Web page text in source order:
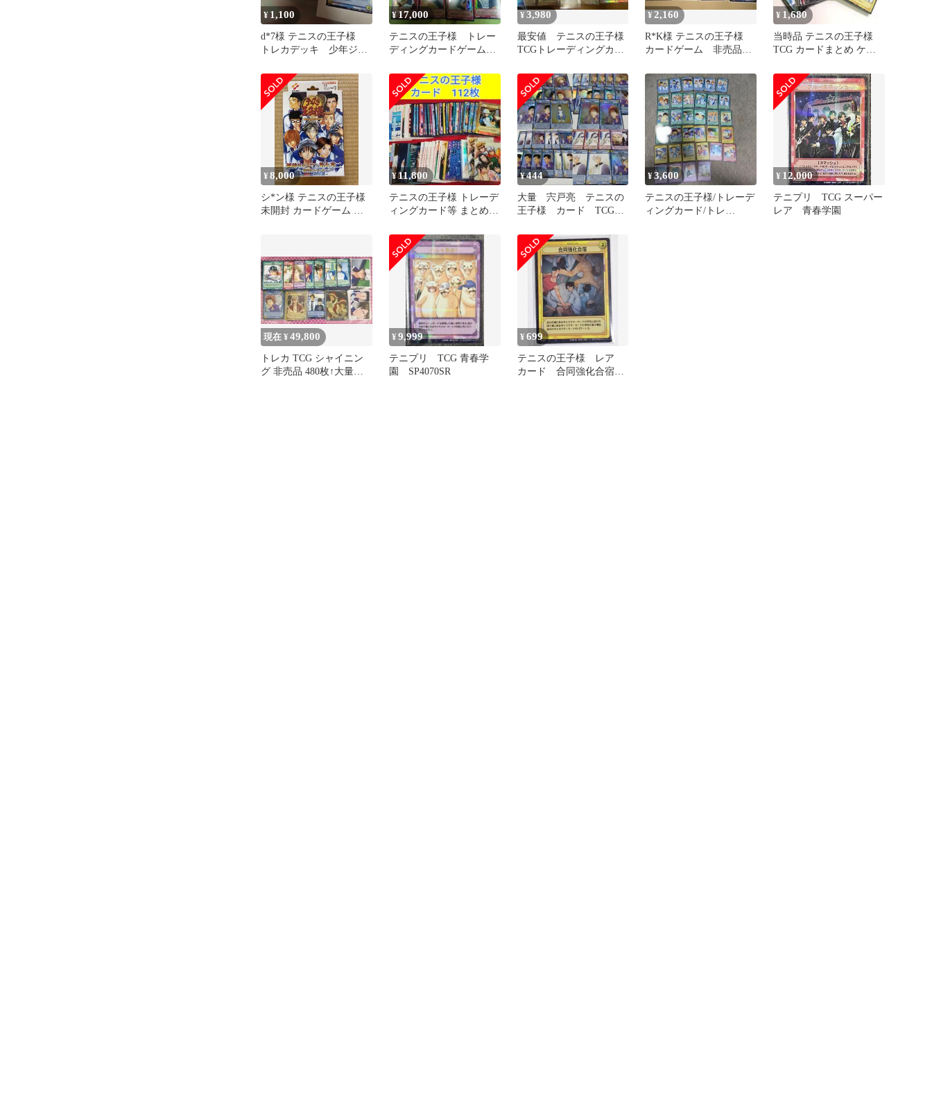
¥ 1,100
d*7様 テニスの王子様
トレカデッキ 少年ジャ
KONAMI
¥17,000
テニスの王子様 トレー
ディングカードゲーム
¥3,980
最安値 テニスの王子様
TCGトレーディングカー
¥ 2,160
R*K様 テニスの王子様
カードゲーム 非売品
¥ 1,680
当時品 テニスの王子様
TCG カードまとめ ケー
¥8,000
シ*ン様 テニスの王子様
未開封 カードゲーム 越
¥11,800
テニスの王子様 トレーデ
ィングカード等 まとめ売
¥444
大量 宍戸亮 テニスの
王子様 カード TCG
カード
¥3,600
テニスの王子様/トレーデ
ィングカード/トレ
¥ 12,000
テニプリ TCG スーパー
レア 青春学園
現在 ¥49,800
トレカ TCG シャイニン
グ 非売品 480枚↑大量
¥9,999
テニプリ TCG 青春学
園 SP4070SR
¥699
テニスの王子様 レア
カード 合同強化合宿